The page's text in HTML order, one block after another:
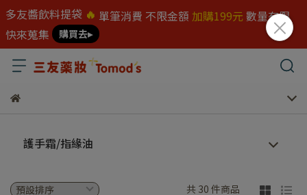
多友醬飲料提袋 🔥 單筆消費 不限金額 加購199元 數量有限
快來蒐集
購買去▸
護手霜/指緣油
共 30 件商品